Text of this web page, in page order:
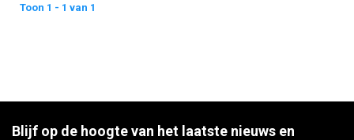
Toon 1 - 1 van 1
Blijf op de hoogte van het laatste nieuws en